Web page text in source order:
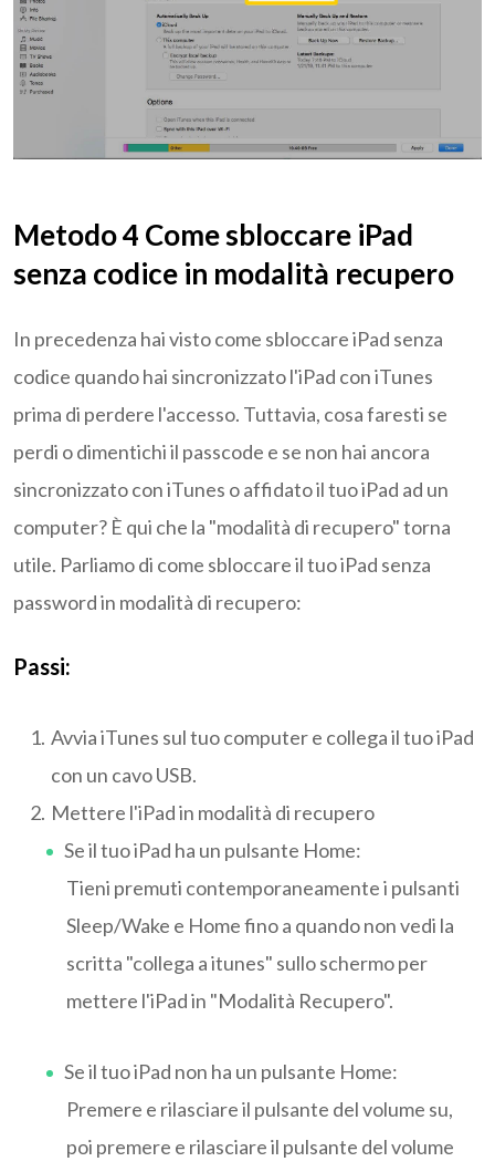
Metodo 4 Come sbloccare iPad
senza codice in modalità recupero
In precedenza hai visto come sbloccare iPad senza
codice quando hai sincronizzato l'iPad con iTunes
prima di perdere l'accesso. Tuttavia, cosa faresti se
perdi o dimentichi il passcode e se non hai ancora
sincronizzato con iTunes o affidato il tuo iPad ad un
computer? È qui che la "modalità di recupero" torna
utile. Parliamo di come sbloccare il tuo iPad senza
password in modalità di recupero:
Passi:
Avvia iTunes sul tuo computer e collega il tuo iPad
con un cavo USB.
Mettere l'iPad in modalità di recupero
Se il tuo iPad ha un pulsante Home:
Tieni premuti contemporaneamente i pulsanti
Sleep/Wake e Home fino a quando non vedi la
scritta "collega a itunes" sullo schermo per
mettere l'iPad in "Modalità Recupero".
Se il tuo iPad non ha un pulsante Home:
Premere e rilasciare il pulsante del volume su,
poi premere e rilasciare il pulsante del volume